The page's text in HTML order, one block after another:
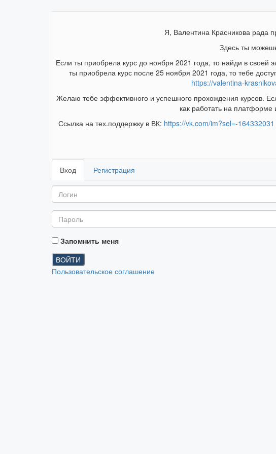
Я, Валентина Красникова рада
Здесь ты
Если ты приобрела курс до ноября 2021 года, то найди в своей
ты приобрела курс после 25 ноября 2021 года, то тебе
https://valentina-
Желаю тебе эффективного и успешного прохождения курсов.
как работать на
Ссылка на тех.поддержку в ВК: https://vk.com/im?sel=-164332031
Вход Регистрация
Запомнить меня
ВОЙТИ
Пользовательское соглашение